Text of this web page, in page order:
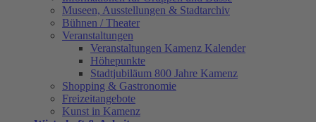
Museen, Ausstellungen & Stadtarchiv
Bühnen / Theater
Veranstaltungen
Veranstaltungen Kamenz Kalender
Höhepunkte
Stadtjubiläum 800 Jahre Kamenz
Shopping & Gastronomie
Freizeitangebote
Kunst in Kamenz